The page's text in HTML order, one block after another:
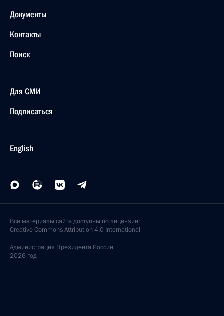
Документы
Контакты
Поиск
Для СМИ
Подписаться
English
Все материалы сайта доступны по лицензии:
Creative Commons Attribution 4.0 International
Администрация Президента России
2026 год